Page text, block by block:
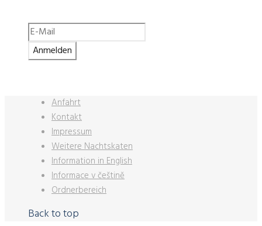
Anfahrt
Kontakt
Impressum
Weitere Nachtskaten
Information in English
Informace v češtině
Ordnerbereich
Back to top